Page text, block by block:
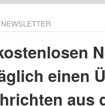
einen
aus